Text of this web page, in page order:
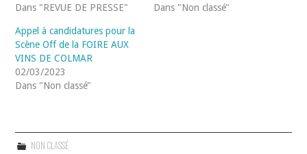
Dans "REVUE DE PRESSE"
Dans "Non classé"
Appel à candidatures pour la
Scène Off de la FOIRE AUX
VINS DE COLMAR
02/03/2023
Dans "Non classé"
NON CLASSÉ